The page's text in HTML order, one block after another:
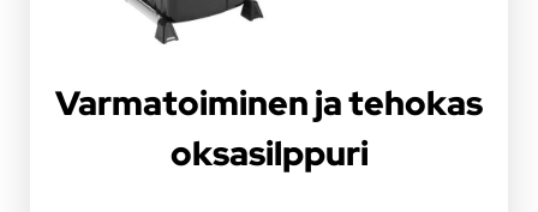
Varmatoiminen ja tehokas
oksasilppuri